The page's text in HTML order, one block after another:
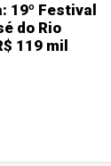
19º Festival
do Rio
119 mil